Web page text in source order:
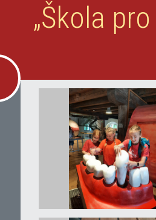
„Škola